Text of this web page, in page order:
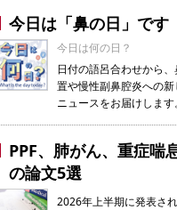
今日は「鼻の日」です
今日は何の日？
日付の語呂合わせから
置や慢性副鼻腔炎への
ニュースをお届けします。
PPF、肺がん、重症喘
の論文5選
2026年上半期に発表さ